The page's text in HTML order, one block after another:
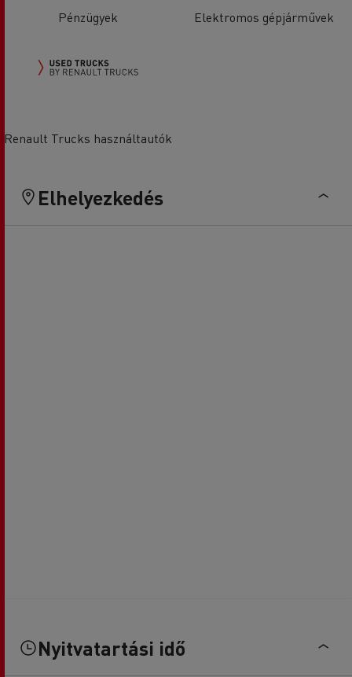
Pénzügyek Elektromos gépjárművek
Renault Trucks használtautók
Elhelyezkedés
Nyitvatartási idő